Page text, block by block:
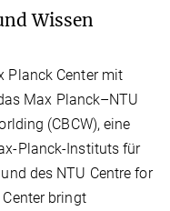
Wissen
Planck Center mit
Max Planck–NTU
(CBCW), eine
Planck-Instituts für
des NTU Centre for
bringt